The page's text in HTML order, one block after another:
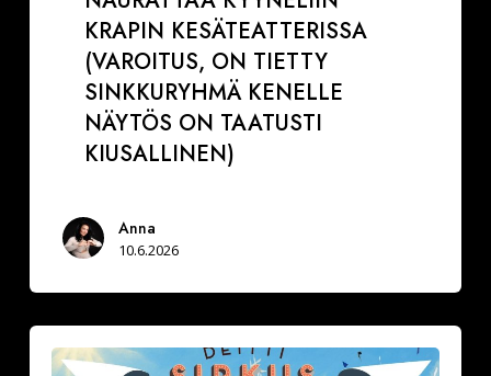
KRAPIN KESÄTEATTERISSA
(VAROITUS, ON TIETTY
SINKKURYHMÄ KENELLE
NÄYTÖS ON TAATUSTI
KIUSALLINEN)
Anna
10.6.2026